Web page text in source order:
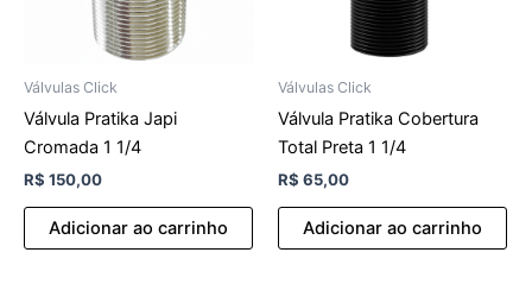
Válvulas Click
Válvula Pratika Japi
Cromada 1 1/4
R$ 150,00
Adicionar ao carrinho
Válvulas Click
Válvula Pratika Cobertura
Total Preta 1 1/4
R$ 65,00
Adicionar ao carrinho